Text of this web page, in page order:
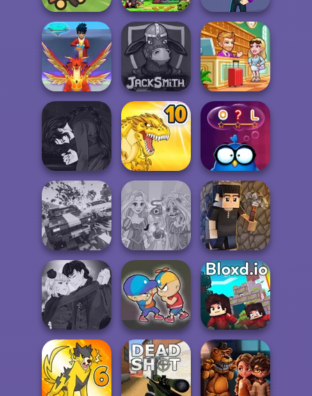
Survev.io Dragon Hunter
Brawl Stars
Sound
Mystical Blade 3D Jacksmith
Hotel Fever
Tycoon
Manga Creator
Vampire Hunter
P...
Dynamons 10 Words with Owl
Carnage Battle
Arena
Rapunzel
Zombie Curse
Vectaria.io
Manga Creator
Vampire Hunter
P...
Elevator Fight Bloxd.io